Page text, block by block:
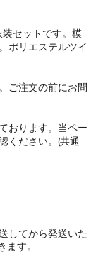
装セットです。模
ポリエステルツイ
ご注文の前にお問
おります。当ペー
ください。(共通
してから発送いた
す。